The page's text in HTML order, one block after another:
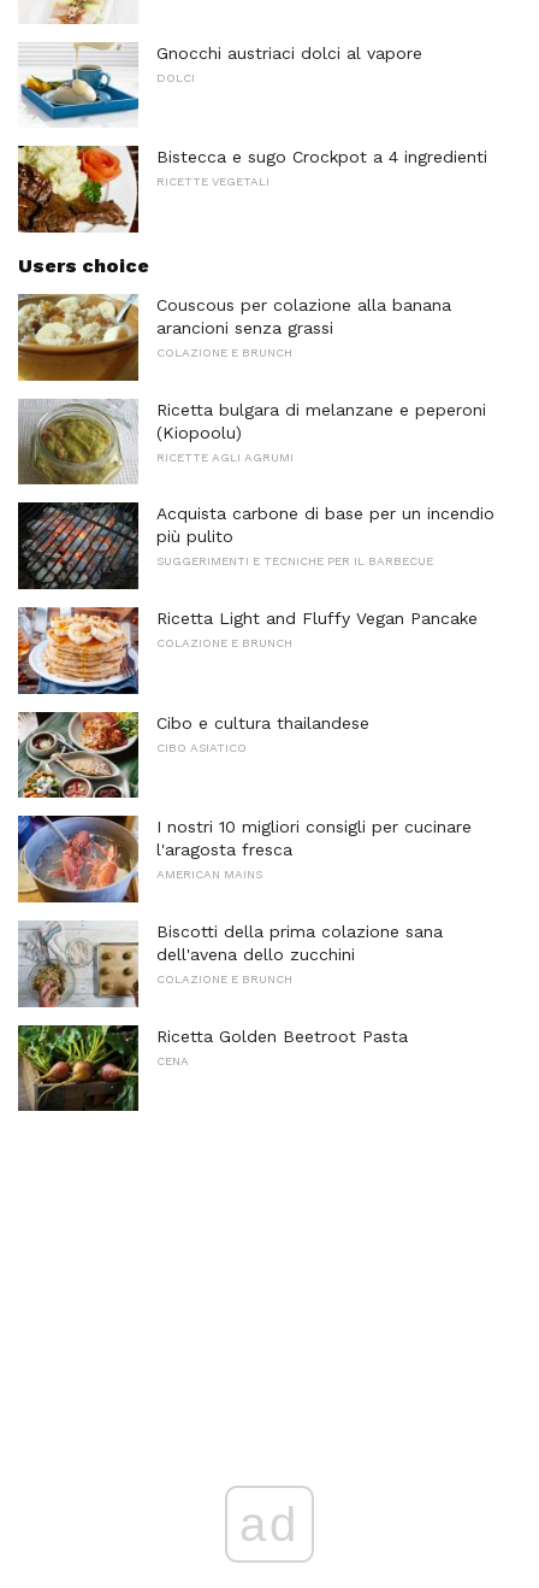
Gnocchi austriaci dolci al vapore
DOLCI
Bistecca e sugo Crockpot a 4 ingredienti
RICETTE VEGETALI
Users choice
Couscous per colazione alla banana
arancioni senza grassi
COLAZIONE E BRUNCH
Ricetta bulgara di melanzane e peperoni
(Kiopoolu)
RICETTE AGLI AGRUMI
Acquista carbone di base per un incendio
più pulito
SUGGERIMENTI E TECNICHE PER IL BARBECUE
Ricetta Light and Fluffy Vegan Pancake
COLAZIONE E BRUNCH
Cibo e cultura thailandese
CIBO ASIATICO
I nostri 10 migliori consigli per cucinare
l'aragosta fresca
AMERICAN MAINS
Biscotti della prima colazione sana
dell'avena dello zucchini
COLAZIONE E BRUNCH
Ricetta Golden Beetroot Pasta
CENA
ad